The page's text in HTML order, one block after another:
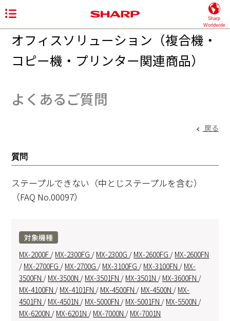
Sharp
Worldwide
オフィスソリューション（複合機・
コピー機・プリンター関連商品）
よくあるご質問
戻る
質問
ステープルできない（中とじステープルを含む）
（FAQ No.00097）
対象機種
MX-2000F / MX-2300FG / MX-2300G / MX-2600FG / MX-2600FN
/ MX-2700FG / MX-2700G / MX-3100FG / MX-3100FN / MX-
3500FN / MX-3500N / MX-3501FN / MX-3501N / MX-3600FN /
MX-4100FN / MX-4101FN / MX-4500FN / MX-4500N / MX-
4501FN / MX-4501N / MX-5000FN / MX-5001FN / MX-5500N /
MX-6200N / MX-6201N / MX-7000N / MX-7001N